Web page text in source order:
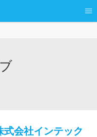
会社インテック